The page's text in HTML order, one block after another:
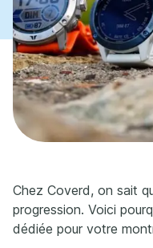
Chez Coverd, on sait
progression. Voici
dédiée pour votre